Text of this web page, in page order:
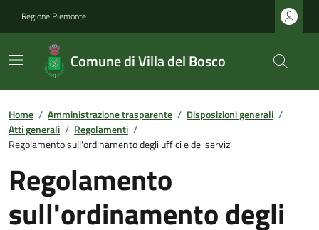
Regione Piemonte
Comune di Villa del Bosco
Home / Amministrazione trasparente / Disposizioni generali /
Atti generali / Regolamenti /
Regolamento sull'ordinamento degli uffici e dei servizi
Regolamento
sull'ordinamento degli